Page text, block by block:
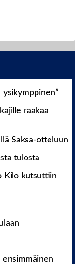
ysikymppinen”
raakaa
Saksa-otteluun
tulosta
Kilo kutsuttiin
ensimmäinen